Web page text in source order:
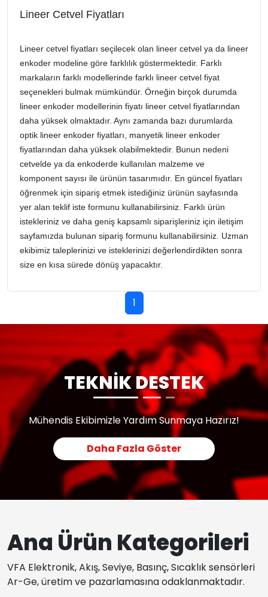
Lineer Cetvel Fiyatları
Lineer cetvel fiyatları seçilecek olan lineer cetvel ya da lineer
enkoder modeline göre farklılık göstermektedir. Farklı
markaların farklı modellerinde farklı lineer cetvel fiyat
seçenekleri bulmak mümkündür. Örneğin birçok durumda
lineer enkoder modellerinin fiyatı lineer cetvel fiyatlarından
daha yüksek olmaktadır. Aynı zamanda bazı durumlarda
optik lineer enkoder fiyatları, manyetik lineer enkoder
fiyatlarından daha yüksek olabilmektedir. Bunun nedeni
cetvelde ya da enkoderde kullanılan malzeme ve
komponent sayısı ile ürünün tasarımıdır. En güncel fiyatları
öğrenmek için sipariş etmek istediğiniz ürünün sayfasında
yer alan teklif iste formunu kullanabilirsiniz. Farklı ürün
istekleriniz ve daha geniş kapsamlı siparişleriniz için iletişim
sayfamızda bulunan sipariş formunu kullanabilirsiniz. Uzman
ekibimiz taleplerinizi ve isteklerinizi değerlendirdikten sonra
size en kısa sürede dönüş yapacaktır.
1
TEKNİK DESTEK
Mühendis Ekibimizle Yardım Sunmaya Hazırız!
Daha Fazla Göster
Ana Ürün Kategorileri
VFA Elektronik, Akış, Seviye, Basınç, Sıcaklık sensörleri
Ar-Ge, üretim ve pazarlamasına odaklanmaktadır.